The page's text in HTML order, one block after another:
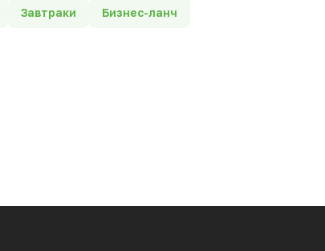
Завтраки Бизнес-ланч